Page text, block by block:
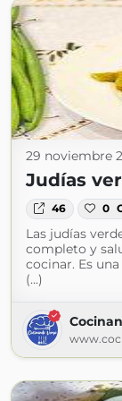
29 noviembre
Judías
46 0
Las judías
completo y
cocinar. Es
(...)